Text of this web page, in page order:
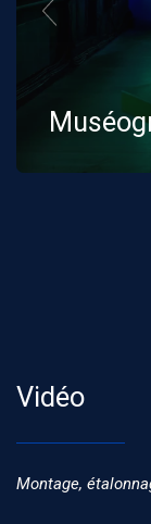
Vidéo
Montage,